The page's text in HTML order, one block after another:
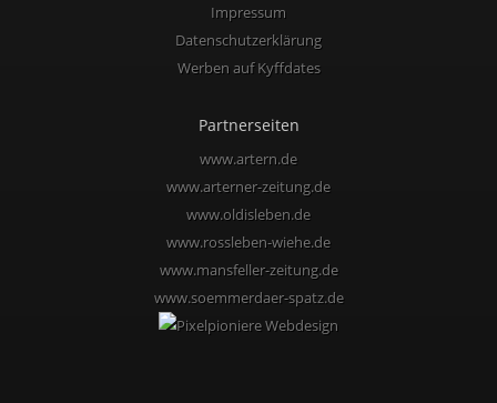
Impressum
Datenschutzerklärung
Werben auf Kyffdates
Partnerseiten
www.artern.de
www.arterner-zeitung.de
www.oldisleben.de
www.rossleben-wiehe.de
www.mansfeller-zeitung.de
www.soemmerdaer-spatz.de